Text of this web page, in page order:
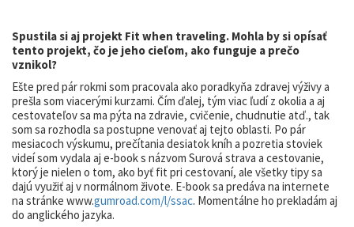
Spustila si aj projekt Fit when traveling. Mohla by si opísať
tento projekt, čo je jeho cieľom, ako funguje a prečo
vznikol?
Ešte pred pár rokmi som pracovala ako poradkyňa zdravej výživy a
prešla som viacerými kurzami. Čím ďalej, tým viac ľudí z okolia a aj
cestovateľov sa ma pýta na zdravie, cvičenie, chudnutie atď., tak
som sa rozhodla sa postupne venovať aj tejto oblasti. Po pár
mesiacoch výskumu, prečítania desiatok kníh a pozretia stoviek
videí som vydala aj e-book s názvom Surová strava a cestovanie,
ktorý je nielen o tom, ako byť fit pri cestovaní, ale všetky tipy sa
dajú využiť aj v normálnom živote. E-book sa predáva na internete
na stránke www.gumroad.com/l/ssac. Momentálne ho prekladám aj
do anglického jazyka.